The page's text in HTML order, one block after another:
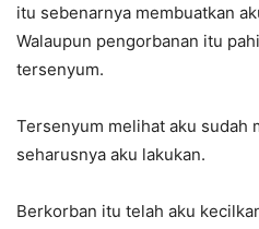
itu sebenarnya membuatkan
Walaupun pengorbanan itu
tersenyum.
Tersenyum melihat aku sudah
seharusnya aku lakukan.
Berkorban itu telah aku